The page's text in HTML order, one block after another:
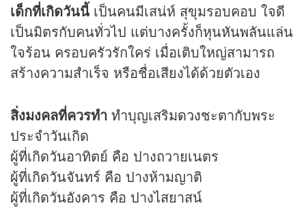
เด็กที่เกิดวันนี้ เป็นคนมีเสน่ห์ สุขุมรอบคอบ ใจดี
เป็นมิตรกับคนทั่วไป แต่บางครั้งก็หุนหันพลันแล่น
ใจร้อน ครอบครัวรักใคร่ เมื่อเติบใหญ่สามารถ
สร้างความสำเร็จ หรือชื่อเสียงได้ด้วยตัวเอง
สิ่งมงคลที่ควรทำ ทำบุญเสริมดวงชะตากับพระ
ประจำวันเกิด
ผู้ที่เกิดวันอาทิตย์ คือ ปางถวายเนตร
ผู้ที่เกิดวันจันทร์ คือ ปางห้ามญาติ
ผู้ที่เกิดวันอังคาร คือ ปางไสยาสน์